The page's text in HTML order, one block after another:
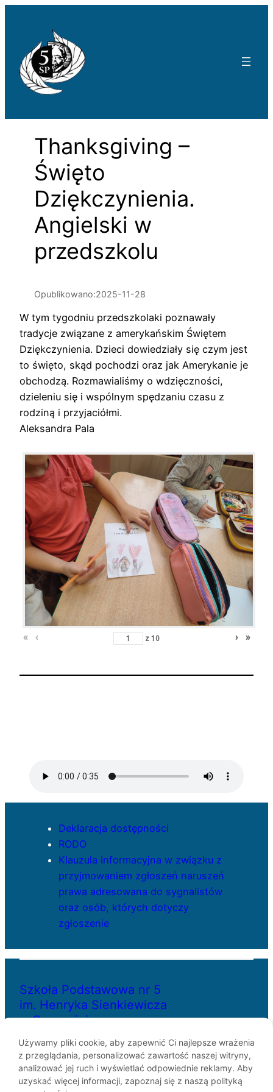
Thanksgiving –
Święto
Dziękczynienia.
Angielski w
przedszkolu
Opublikowano:2025-11-28
W tym tygodniu przedszkolaki poznawały
tradycje związane z amerykańskim Świętem
Dziękczynienia. Dzieci dowiedziały się czym jest
to święto, skąd pochodzi oraz jak Amerykanie je
obchodzą. Rozmawialiśmy o wdzięczności,
dzieleniu się i wspólnym spędzaniu czasu z
rodziną i przyjaciółmi.
Aleksandra Pala
« ‹ z 10 › »
Deklaracja dostępności
RODO
Klauzula informacyjna w związku z
przyjmowaniem zgłoszeń naruszeń
prawa adresowana do sygnalistów
oraz osób, których dotyczy
zgłoszenie
Szkoła Podstawowa nr 5
im. Henryka Sienkiewicza
w Szczecinie
ul. Bł. Królowej Jadwigi 29
70-262 Szczecin
telefon: 91-433-30-07
Używamy pliki cookie, aby zapewnić Ci najlepsze wrażenia
z przeglądania, personalizować zawartość naszej witryny,
analizować jej ruch i wyświetlać odpowiednie reklamy. Aby
uzyskać więcej informacji, zapoznaj się z naszą polityką